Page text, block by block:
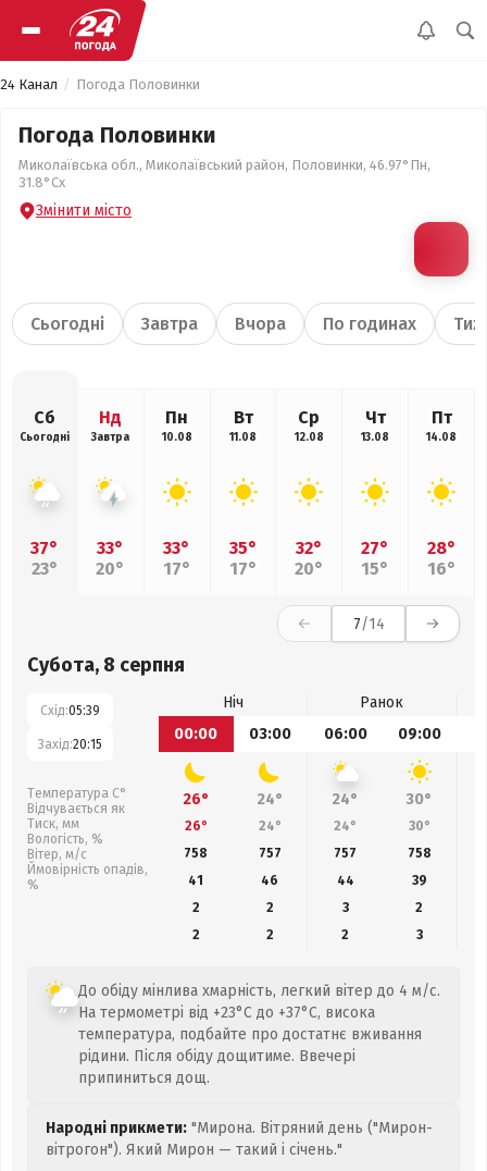
24 Канал Погода Половинки
Погода Половинки
Миколаївська обл., Миколаївський район, Половинки, 46.97°Пн,
31.8°Сх
Змінити місто
Сьогодні Завтра Вчора По годинах
Сб
Сьогодні
37°
23°
Нд
Завтра
33°
20°
Пн
10.08
33°
17°
Вт
11.08
35°
17°
Ср
12.08
32°
20°
Чт
13.08
27°
15°
Пт
14.08
28°
16°
7/14
Субота, 8 серпня
Схід:05:39
Захід:20:15
Температура С°
Відчувається як
Тиск, мм
Вологість, %
Вітер, м/с
Ймовірність опадів,
%
Ніч
Ранок
00:00
03:00 06:00 09:00
26° 24° 24° 30°
26° 24° 24° 30°
758
757 757 758
41
46 44 39
2
2 3
2
2
2 2 3
До обіду мінлива хмарність, легкий вітер до 4 м/с.
На термометрі від +23°C до +37°C, висока
температура, подбайте про достатнє вживання
рідини. Після обіду дощитиме. Ввечері
припиниться дощ.
Народні прикмети: "Мирона. Вітряний день ("Мирон-
вітрогон"). Який Мирон — такий і січень."